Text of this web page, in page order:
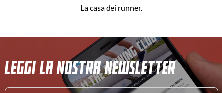
La casa dei runner.
LEGGI LA NOSTRA NEWSLETTER